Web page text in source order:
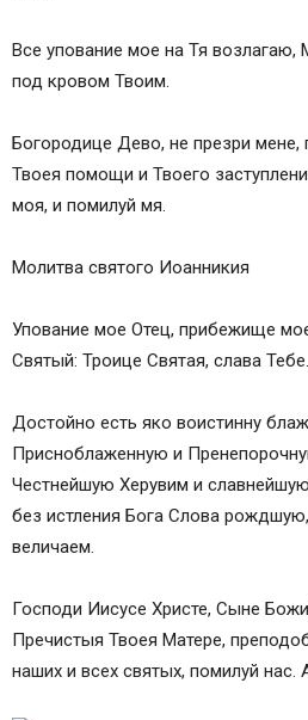
Все упование мое на Тя возлагаю,
под кровом Твоим.
Богородице Дево, не презри
Твоея помощи и Твоего
моя, и помилуй мя.
Молитва святого Иоанникия
Упование мое Отец, прибежище
Святый: Троице Святая, слава Тебе.
Достойно есть яко воистинну
Присноблаженную и
Честнейшую Херувим и
без истления Бога Слова
величаем.
Господи Иисусе Христе, Сыне
Пречистыя Твоея Матере,
наших и всех святых, помилуй нас.